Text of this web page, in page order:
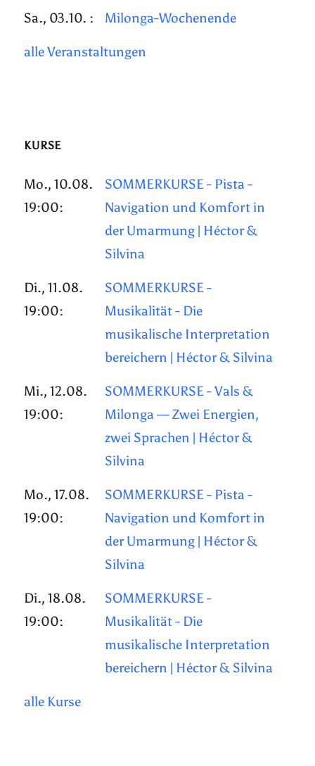
Sa., 03.10. : Milonga-Wochenende
alle Veranstaltungen
KURSE
Mo., 10.08.
19:00:
SOMMERKURSE - Pista -
Navigation und Komfort in
der Umarmung | Héctor &
Silvina
Di., 11.08.
19:00:
SOMMERKURSE -
Musikalität - Die
musikalische Interpretation
bereichern | Héctor & Silvina
Mi., 12.08.
19:00:
SOMMERKURSE - Vals &
Milonga — Zwei Energien,
zwei Sprachen | Héctor &
Silvina
Mo., 17.08.
19:00:
SOMMERKURSE - Pista -
Navigation und Komfort in
der Umarmung | Héctor &
Silvina
Di., 18.08.
19:00:
SOMMERKURSE -
Musikalität - Die
musikalische Interpretation
bereichern | Héctor & Silvina
alle Kurse